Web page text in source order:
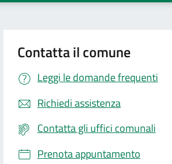
Contatta il comune
Leggi le domande frequenti
Richiedi assistenza
Contatta gli uffici comunali
Prenota appuntamento